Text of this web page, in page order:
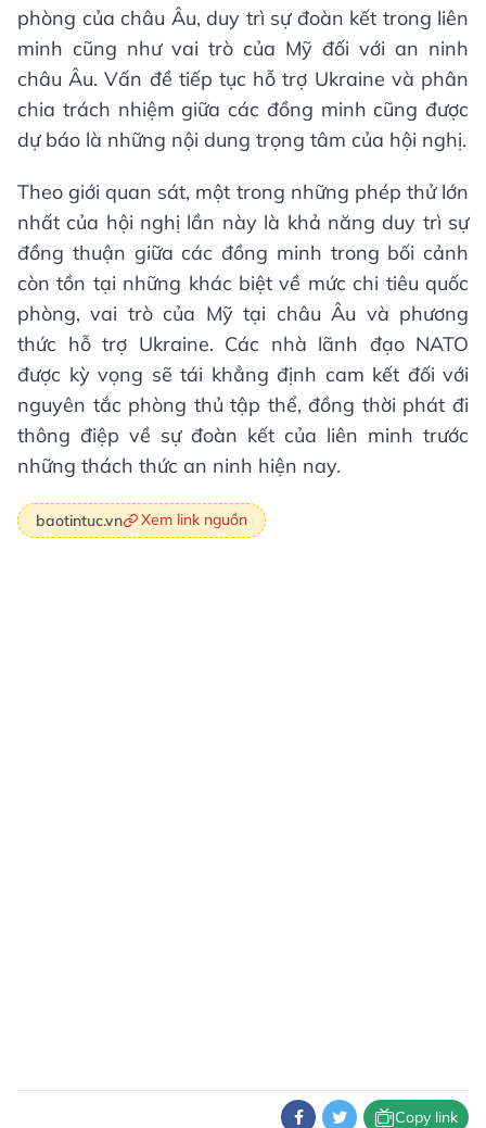
phòng của châu Âu, duy trì sự đoàn kết trong liên
minh cũng như vai trò của Mỹ đối với an ninh
châu Âu. Vấn đề tiếp tục hỗ trợ Ukraine và phân
chia trách nhiệm giữa các đồng minh cũng được
dự báo là những nội dung trọng tâm của hội nghị.
Theo giới quan sát, một trong những phép thử lớn
nhất của hội nghị lần này là khả năng duy trì sự
đồng thuận giữa các đồng minh trong bối cảnh
còn tồn tại những khác biệt về mức chi tiêu quốc
phòng, vai trò của Mỹ tại châu Âu và phương
thức hỗ trợ Ukraine. Các nhà lãnh đạo NATO
được kỳ vọng sẽ tái khẳng định cam kết đối với
nguyên tắc phòng thủ tập thể, đồng thời phát đi
thông điệp về sự đoàn kết của liên minh trước
những thách thức an ninh hiện nay.
baotintuc.vn Xem link nguồn
Copy link